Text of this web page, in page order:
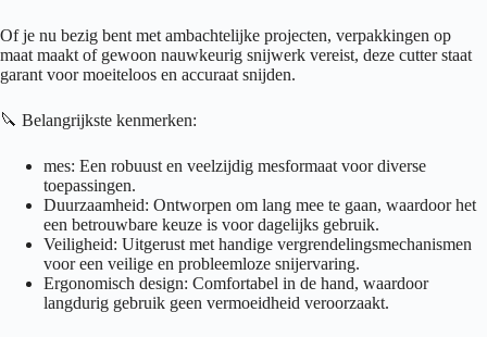
Of je nu bezig bent met ambachtelijke projecten, verpakkingen op
maat maakt of gewoon nauwkeurig snijwerk vereist, deze cutter staat
garant voor moeiteloos en accuraat snijden.
🔪 Belangrijkste kenmerken:
mes: Een robuust en veelzijdig mesformaat voor diverse
toepassingen.
Duurzaamheid: Ontworpen om lang mee te gaan, waardoor het
een betrouwbare keuze is voor dagelijks gebruik.
Veiligheid: Uitgerust met handige vergrendelingsmechanismen
voor een veilige en probleemloze snijervaring.
Ergonomisch design: Comfortabel in de hand, waardoor
langdurig gebruik geen vermoeidheid veroorzaakt.